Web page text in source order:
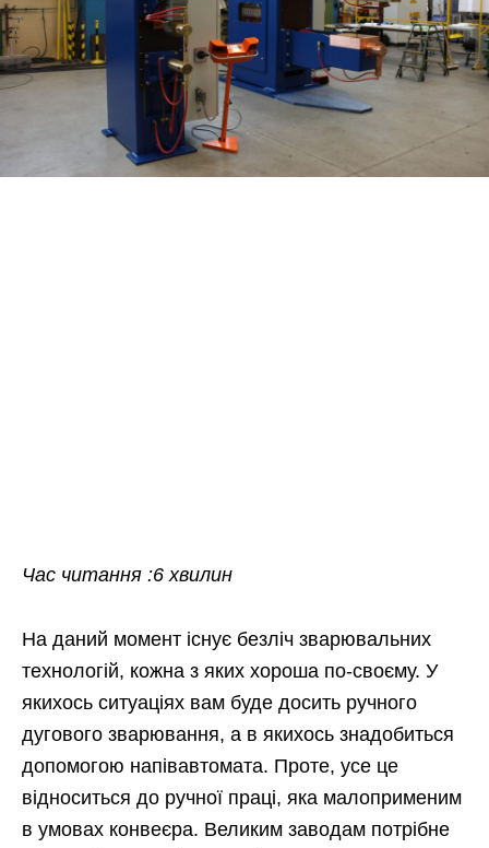
Час читання :6 хвилин
На даний момент існує безліч зварювальних
технологій, кожна з яких хороша по-своєму. У
якихось ситуаціях вам буде досить ручного
дугового зварювання, а в якихось знадобиться
допомогою напівавтомата. Проте, усе це
відноситься до ручної праці, яка малоприменим
в умовах конвеєра. Великим заводам потрібне